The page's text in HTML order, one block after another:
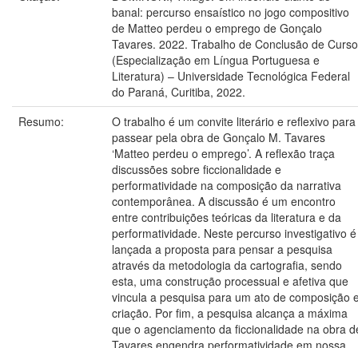
banal: percurso ensaístico no jogo compositivo
de Matteo perdeu o emprego de Gonçalo
Tavares. 2022. Trabalho de Conclusão de Curso
(Especialização em Língua Portuguesa e
Literatura) – Universidade Tecnológica Federal
do Paraná, Curitiba, 2022.
Resumo:
O trabalho é um convite literário e reflexivo para
passear pela obra de Gonçalo M. Tavares
‘Matteo perdeu o emprego’. A reflexão traça
discussões sobre ficcionalidade e
performatividade na composição da narrativa
contemporânea. A discussão é um encontro
entre contribuições teóricas da literatura e da
performatividade. Neste percurso investigativo é
lançada a proposta para pensar a pesquisa
através da metodologia da cartografia, sendo
esta, uma construção processual e afetiva que
vincula a pesquisa para um ato de composição
criação. Por fim, a pesquisa alcança a máxima
que o agenciamento da ficcionalidade na obra
Tavares engendra performatividade em nossa